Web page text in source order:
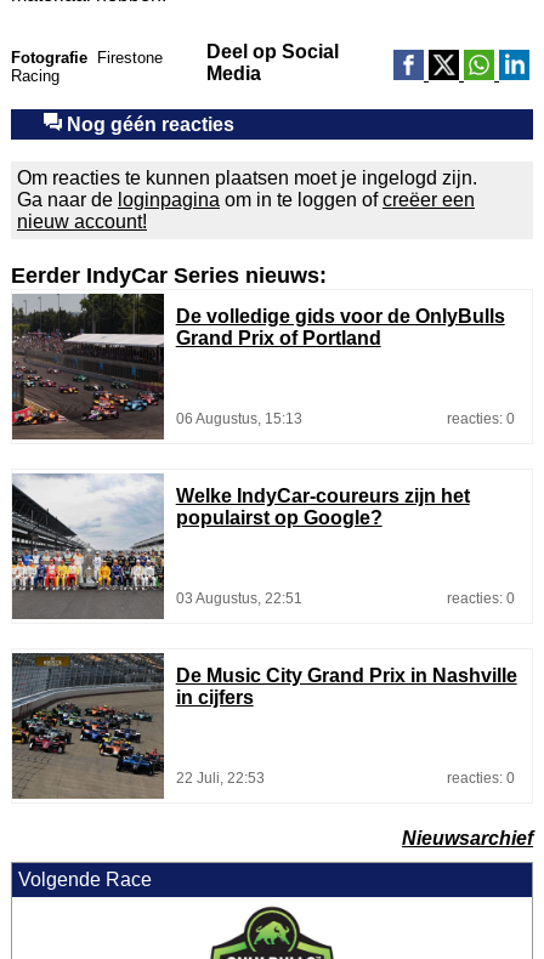
Fotografie
Firestone
Racing
Deel op Social
Media
Nog géén reacties
Om reacties te kunnen plaatsen moet je ingelogd zijn.
Ga naar de loginpagina om in te loggen ofcreëer een
nieuw account!
Eerder IndyCar Series nieuws:
De volledige gids voor de OnlyBulls
Grand Prix of Portland
06 Augustus, 15:13 reacties: 0
Welke IndyCar-coureurs zijn het
populairst op Google?
03 Augustus, 22:51 reacties: 0
De Music City Grand Prix in Nashville
in cijfers
22 Juli, 22:53 reacties: 0
Nieuwsarchief
Volgende Race